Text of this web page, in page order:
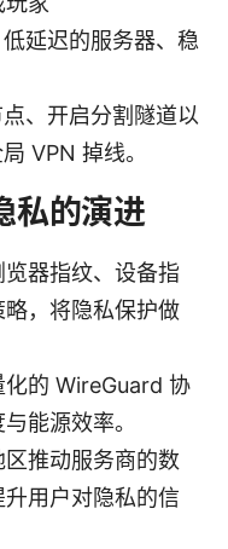
延迟的服务器、稳
、开启分割隧道以
VPN 掉线。
私的演进
器指纹、设备指
，将隐私保护做
的 WireGuard 协
能源效率。
推动服务商的数
用户对隐私的信